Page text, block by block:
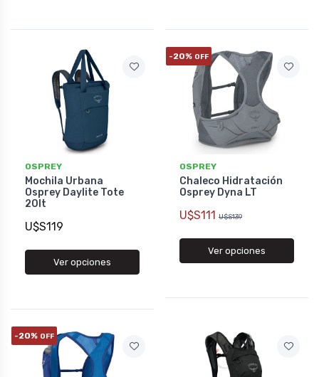
OSPREY
Mochila Urbana
Osprey Daylite Tote
20lt
U$S119
Ver opciones
-20% OFF
OSPREY
Chaleco Hidratación
Osprey Dyna LT
U$S111 U$S139
Ver opciones
-20% OFF